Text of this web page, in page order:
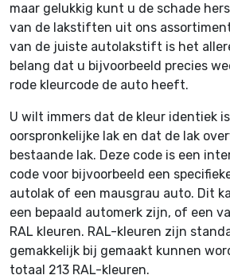
maar gelukkig kunt u de schade
van de lakstiften uit ons
van de juiste autolakstift is het
belang dat u bijvoorbeeld precies
rode kleurcode de auto heeft.
U wilt immers dat de kleur identiek
oorspronkelijke lak en dat de lak
bestaande lak. Deze code is een
code voor bijvoorbeeld een
autolak of een mausgrau auto. Dit
een bepaald automerk zijn, of een
RAL kleuren. RAL-kleuren zijn
gemakkelijk bij gemaakt kunnen
totaal 213 RAL-kleuren.